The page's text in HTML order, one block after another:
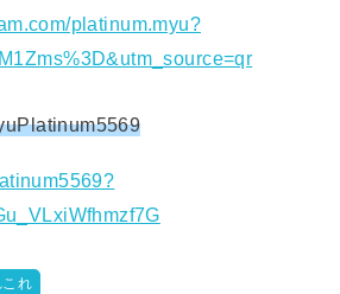
platinum.myu?
れ